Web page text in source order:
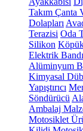
Takım Çanta
Dolapları
Terazisi Oda
Silikon
Elektrik Bandı
Alüminyum
Kimyasal
Yapıştırıcı
Söndürücü
Ambalaj
Motosiklet